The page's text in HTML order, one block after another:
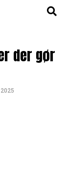
der gør